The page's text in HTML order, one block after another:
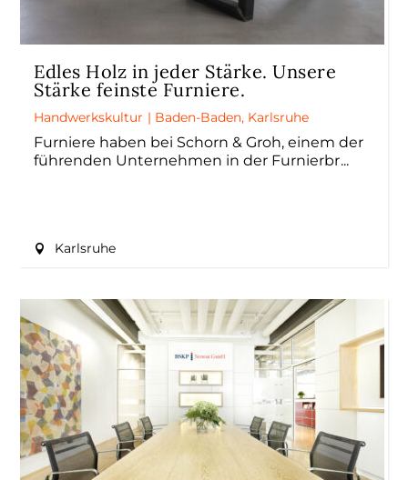
Edles Holz in jeder Stärke. Unsere
Stärke feinste Furniere.
Handwerkskultur | Baden-Baden, Karlsruhe
Furniere haben bei Schorn & Groh, einem der
führenden Unternehmen in der Furnierbr
Karlsruhe